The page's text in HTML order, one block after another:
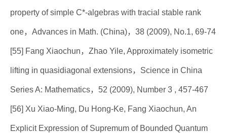
property of simple C*-algebras with tracial stable rank
one，Advances in Math. (China)，38 (2009), No.1, 69-74
[55] Fang Xiaochun，Zhao Yile, Approximately isometric
lifting in quasidiagonal extensions，Science in China
Series A: Mathematics，52 (2009), Number 3 , 457-467
[56] Xu Xiao-Ming, Du Hong-Ke, Fang Xiaochun, An
Explicit Expression of Supremum of Bounded Quantum